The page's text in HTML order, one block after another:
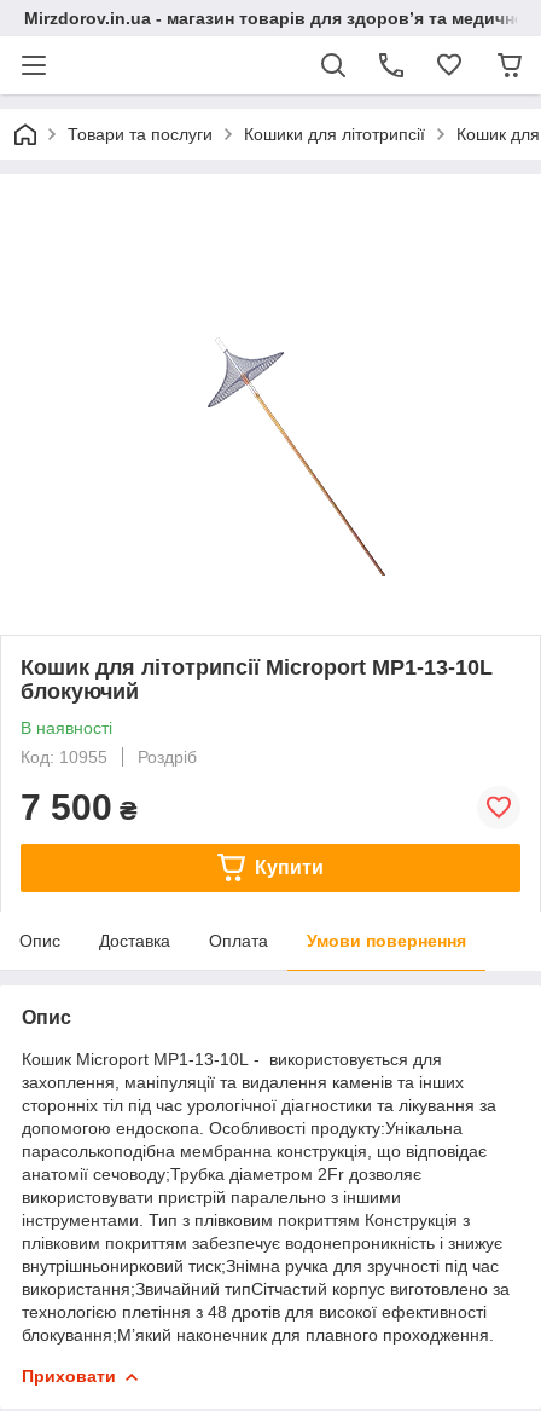
Mirzdorov.in.ua - магазин товарів для здоров’я та медичної
Товари та послуги Кошики для літотрипсії Кошик для
Кошик для літотрипсії Microport MP1-13-10L
блокуючий
В наявності
Код: 10955
Роздріб
7 500 ₴
Купити
Опис Доставка Оплата Умови повернення
Опис
Кошик Microport MP1-13-10L - використовується для
захоплення, маніпуляції та видалення каменів та інших
сторонніх тіл під час урологічної діагностики та лікування за
допомогою ендоскопа. Особливості продукту:Унікальна
парасолькоподібна мембранна конструкція, що відповідає
анатомії сечоводу;Трубка діаметром 2Fr дозволяє
використовувати пристрій паралельно з іншими
інструментами. Тип з плівковим покриттям Конструкція з
плівковим покриттям забезпечує водонепроникність і знижує
внутрішньонирковий тиск;Знімна ручка для зручності під час
використання;Звичайний типСітчастий корпус виготовлено за
технологією плетіння з 48 дротів для високої ефективності
блокування;М’який наконечник для плавного проходження.
Приховати